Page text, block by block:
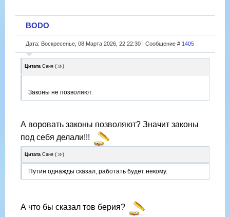
BODO
Дата: Воскресенье, 08 Марта 2026, 22:22:30 | Сообщение # 1405
Цитата Саня ( )
Законы не позволяют.
А воровать законы позволяют? Значит законы
под себя делали!!!
Цитата Саня ( )
Путин однажды сказал, работать будет некому.
А что бы сказал тов берия?